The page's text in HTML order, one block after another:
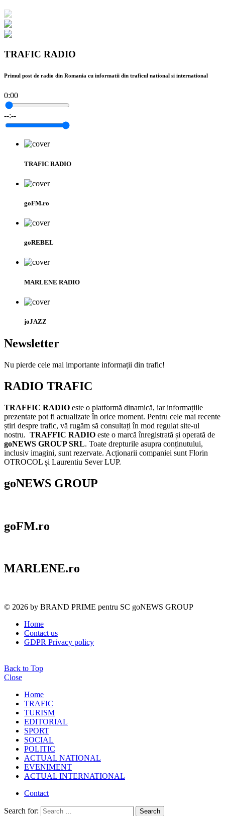
TRAFIC RADIO
Primul post de radio din Romania cu informatii din traficul national si international
0:00
--:--
TRAFIC RADIO
goFM.ro
goREBEL
MARLENE RADIO
joJAZZ
Newsletter
Nu pierde cele mai importante informații din trafic!
RADIO TRAFIC
TRAFFIC RADIO este o platformă dinamică, iar informațiile
prezentate pot fi actualizate în orice moment. Pentru cele mai recente
știri despre trafic, vă rugăm să consultați în mod regulat site-ul
nostru. TRAFFIC RADIO este o marcă înregistrată și operată de
goNEWS GROUP SRL. Toate drepturile asupra conținutului,
inclusiv imagini, sunt rezervate. Acționarii companiei sunt Florin
OTROCOL și Laurentiu Sever LUP.
goNEWS GROUP
goFM.ro
MARLENE.ro
© 2026 by BRAND PRIME pentru SC goNEWS GROUP
Home
Contact us
GDPR Privacy policy
Back to Top
Close
Home
TRAFIC
TURISM
EDITORIAL
SPORT
SOCIAL
POLITIC
ACTUAL NATIONAL
EVENIMENT
ACTUAL INTERNATIONAL
Contact
Search for: Search